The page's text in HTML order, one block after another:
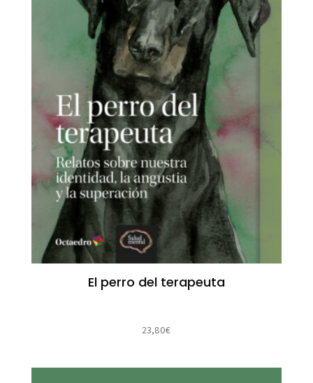
El perro del terapeuta
23,80€